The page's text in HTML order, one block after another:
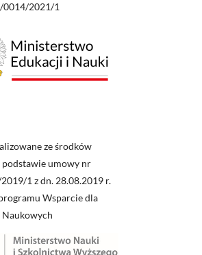
0014/2021/1
ze środków
podstawie umowy nr
1 z dn. 28.08.2019 r.
Wsparcie dla
Naukowych